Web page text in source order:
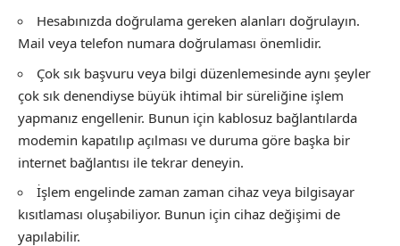
Hesabınızda doğrulama gereken alanları doğrulayın.
Mail veya telefon numara doğrulaması önemlidir.
Çok sık başvuru veya bilgi düzenlemesinde aynı şeyler
çok sık denendiyse büyük ihtimal bir süreliğine işlem
yapmanız engellenir. Bunun için kablosuz bağlantılarda
modemin kapatılıp açılması ve duruma göre başka bir
internet bağlantısı ile tekrar deneyin.
İşlem engelinde zaman zaman cihaz veya bilgisayar
kısıtlaması oluşabiliyor. Bunun için cihaz değişimi de
yapılabilir.